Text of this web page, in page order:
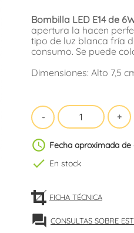
Bombilla LED E14 de
apertura la hacen
tipo de luz blanca fría
consumo. Se puede
Dimensiones: Alto 7,5
schedule Fecha aproximada
check En stock
FICHA TÉCNICA
forum CONSULTAS SOBRE